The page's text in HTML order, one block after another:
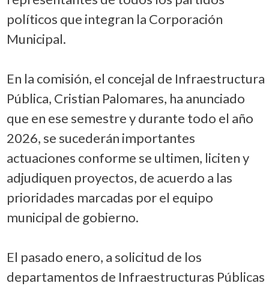
políticos que integran la Corporación
Municipal.
En la comisión, el concejal de Infraestructura
Pública, Cristian Palomares, ha anunciado
que en ese semestre y durante todo el año
2026, se sucederán importantes
actuaciones conforme se ultimen, liciten y
adjudiquen proyectos, de acuerdo a las
prioridades marcadas por el equipo
municipal de gobierno.
El pasado enero, a solicitud de los
departamentos de Infraestructuras Públicas